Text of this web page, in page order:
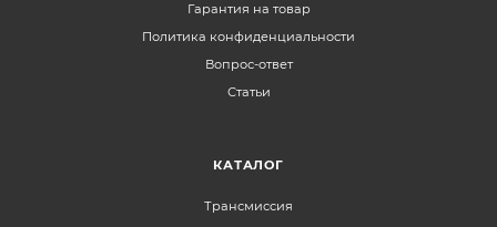
Гарантия на товар
Политика конфиденциальности
Вопрос-ответ
Статьи
КАТАЛОГ
Трансмиссия